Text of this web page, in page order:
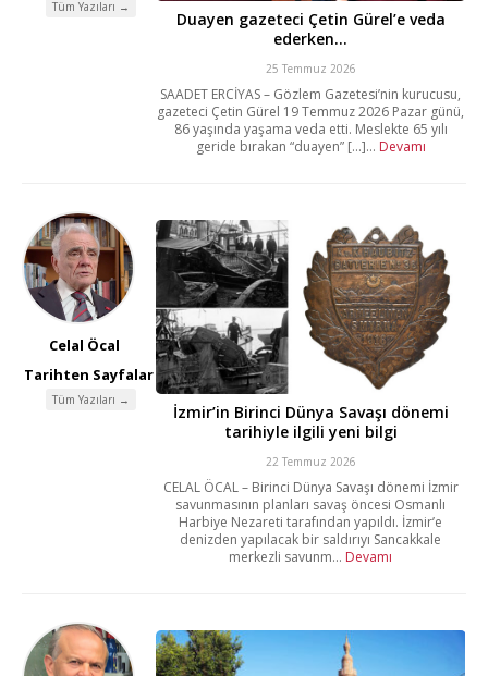
Tüm Yazıları →
Duayen gazeteci Çetin Gürel’e veda
ederken…
25 Temmuz 2026
SAADET ERCİYAS – Gözlem Gazetesi’nin kurucusu,
gazeteci Çetin Gürel 19 Temmuz 2026 Pazar günü,
86 yaşında yaşama veda etti. Meslekte 65 yılı
geride bırakan “duayen” [...]... Devamı
Celal Öcal
Tarihten Sayfalar
Tüm Yazıları →
İzmir’in Birinci Dünya Savaşı dönemi
tarihiyle ilgili yeni bilgi
22 Temmuz 2026
CELAL ÖCAL – Birinci Dünya Savaşı dönemi İzmir
savunmasının planları savaş öncesi Osmanlı
Harbiye Nezareti tarafından yapıldı. İzmir’e
denizden yapılacak bir saldırıyı Sancakkale
merkezli savunm... Devamı